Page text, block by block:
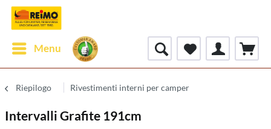
Menu
Riepilogo Rivestimenti interni per camper
Intervalli Grafite 191cm